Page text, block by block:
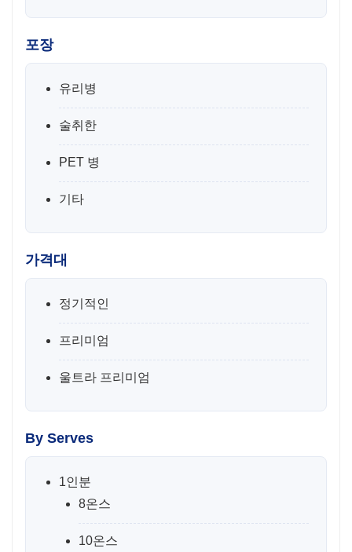
포장
유리병
술취한
PET 병
기타
가격대
정기적인
프리미엄
울트라 프리미엄
By Serves
1인분
8온스
10온스